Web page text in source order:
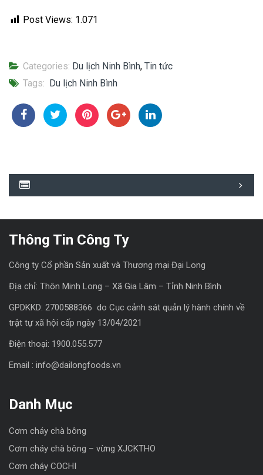
Post Views: 1.071
Categories: Du lịch Ninh Bình, Tin tức
Tags:
Du lịch Ninh Bình
Thông Tin Công Ty
Công ty Cổ phần Sản xuất và Thương mại Đại Long
Địa chỉ: Thôn Minh Long – Xã Gia Lâm – Tỉnh Ninh Bình
GPDKKD: 2700588366 do Cục cảnh sát quản lý hành chính về
trật tự xã hội cấp ngày 13/04/2021
Điện thoại: 1900.055.577
Email : info@dailongfoods.vn
Danh Mục
Cơm cháy chà bông
Cơm cháy chà bông – vừng XJCKTHO
Cơm cháy COCHI